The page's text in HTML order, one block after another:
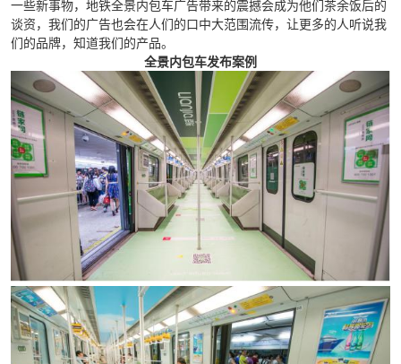
一些新事物，地铁全景内包车广告带来的震撼会成为他们茶余饭后的
谈资，我们的广告也会在人们的口中大范围流传，让更多的人听说我
们的品牌，知道我们的产品。
全景内包车发布案例